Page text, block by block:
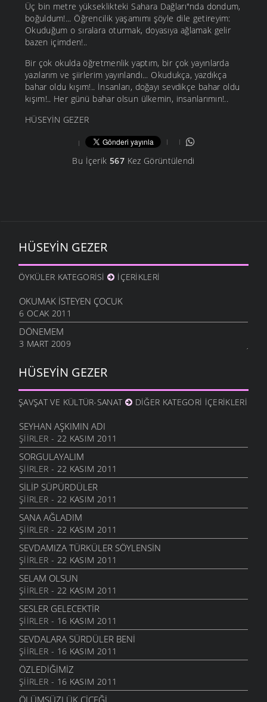
Üç bin metre yükseklikteki Sahara Dağları"nda dondum,
boğuldum!... Öğrencilik yaşamımı şöyle dile getireyim:
Okuduğum o sıralara oturmak, doyasıya ağlamak gelir
bazen içimden!..
Bir çok okulda öğretmenlik yaptım, bir çok yayınlarda
yazılarım ve şiirlerim yayınlandı... Okudukça, yazdıkça
bahar oldu kışım!.. İnsanları, doğayı sevdikçe bahar oldu
kışım!.. Her günü bahar olsun ülkemin, insanlarımın!..
HÜSEYİN GEZER
Bu İçerik 567Kez Görüntülendi
HÜSEYIN GEZER
ÖYKÜLER KATEGORISI İÇERIKLERI
OKUMAK İSTEYEN ÇOCUK
6 OCAK 2011
DÖNEMEM
3 MART 2009
HÜSEYIN GEZER
ŞAVŞAT VE KÜLTÜR-SANAT DIĞER KATEGORI İÇERIKLERI
SEYHAN AŞKIMIN ADI
ŞIIRLER - 22 KASIM 2011
SORGULAYALIM
ŞIIRLER - 22 KASIM 2011
SILIP SÜPÜRDÜLER
ŞIIRLER - 22 KASIM 2011
SANA AĞLADIM
ŞIIRLER - 22 KASIM 2011
SEVDAMIZA TÜRKÜLER SÖYLENSIN
ŞIIRLER - 22 KASIM 2011
SELAM OLSUN
ŞIIRLER - 22 KASIM 2011
SESLER GELECEKTIR
ŞIIRLER - 16 KASIM 2011
SEVDALARA SÜRDÜLER BENI
ŞIIRLER - 16 KASIM 2011
ÖZLEDIĞIMIZ
ŞIIRLER - 16 KASIM 2011